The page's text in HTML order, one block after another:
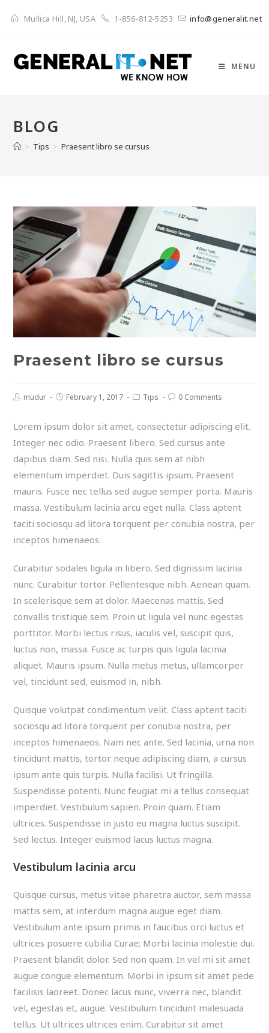
Mullica Hill, NJ, USA 1-856-812-5253 info@generalit.net
MENU
BLOG
> Tips > Praesent libro se cursus
Praesent libro se cursus
mudur February 1, 2017 Tips 0 Comments
Lorem ipsum dolor sit amet, consectetur adipiscing elit.
Integer nec odio. Praesent libero. Sed cursus ante
dapibus diam. Sed nisi. Nulla quis sem at nibh
elementum imperdiet. Duis sagittis ipsum. Praesent
mauris. Fusce nec tellus sed augue semper porta. Mauris
massa. Vestibulum lacinia arcu eget nulla. Class aptent
taciti sociosqu ad litora torquent per conubia nostra, per
inceptos himenaeos.
Curabitur sodales ligula in libero. Sed dignissim lacinia
nunc. Curabitur tortor. Pellentesque nibh. Aenean quam.
In scelerisque sem at dolor. Maecenas mattis. Sed
convallis tristique sem. Proin ut ligula vel nunc egestas
porttitor. Morbi lectus risus, iaculis vel, suscipit quis,
luctus non, massa. Fusce ac turpis quis ligula lacinia
aliquet. Mauris ipsum. Nulla metus metus, ullamcorper
vel, tincidunt sed, euismod in, nibh.
Quisque volutpat condimentum velit. Class aptent taciti
sociosqu ad litora torquent per conubia nostra, per
inceptos himenaeos. Nam nec ante. Sed lacinia, urna non
tincidunt mattis, tortor neque adipiscing diam, a cursus
ipsum ante quis turpis. Nulla facilisi. Ut fringilla.
Suspendisse potenti. Nunc feugiat mi a tellus consequat
imperdiet. Vestibulum sapien. Proin quam. Etiam
ultrices. Suspendisse in justo eu magna luctus suscipit.
Sed lectus. Integer euismod lacus luctus magna.
Vestibulum lacinia arcu
Quisque cursus, metus vitae pharetra auctor, sem massa
mattis sem, at interdum magna augue eget diam.
Vestibulum ante ipsum primis in faucibus orci luctus et
ultrices posuere cubilia Curae; Morbi lacinia molestie dui.
Praesent blandit dolor. Sed non quam. In vel mi sit amet
augue congue elementum. Morbi in ipsum sit amet pede
facilisis laoreet. Donec lacus nunc, viverra nec, blandit
vel, egestas et, augue. Vestibulum tincidunt malesuada
tellus. Ut ultrices ultrices enim. Curabitur sit amet